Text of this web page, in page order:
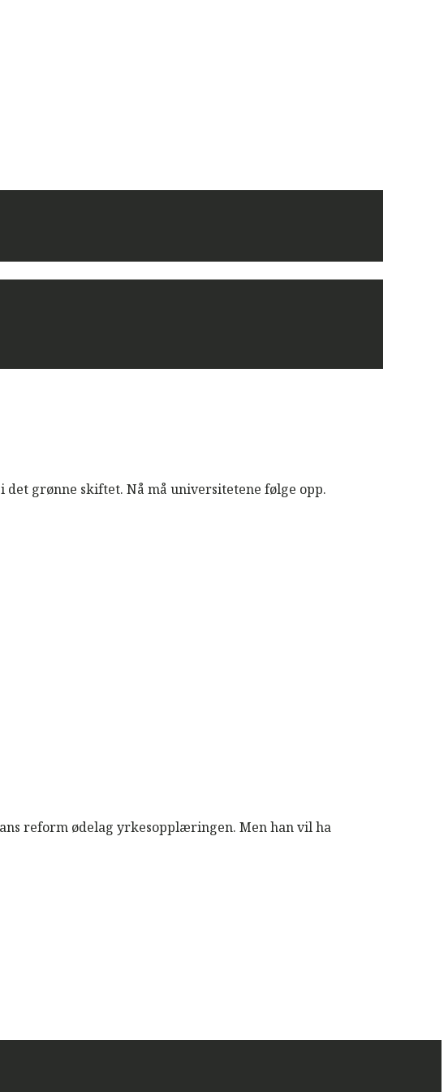
grønne skiftet. Nå må universitetene følge opp.
reform ødelag yrkesopplæringen. Men han vil ha